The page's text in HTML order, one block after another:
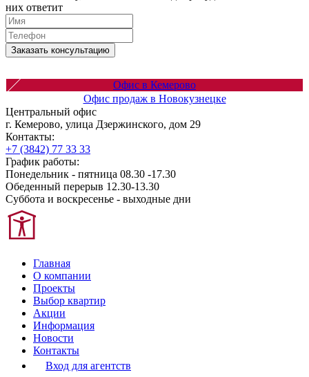
них ответит
Заказать консультацию
Офис в Кемерово
Офис продаж в Новокузнецке
Центральный офис
г. Кемерово, улица Дзержинского, дом 29
Контакты:
+7 (3842) 77 33 33
График работы:
Понедельник - пятница 08.30 -17.30
Обеденный перерыв 12.30-13.30
Суббота и воскресенье - выходные дни
Главная
О компании
Проекты
Выбор квартир
Акции
Информация
Новости
Контакты
Вход для агентств